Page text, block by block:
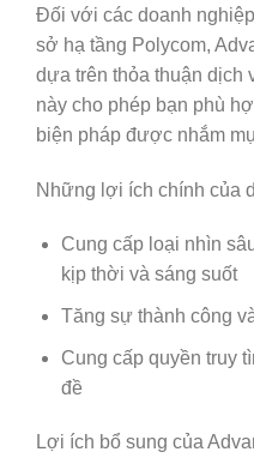
Đối với các doanh nghiệp
sở hạ tầng Polycom,
dựa trên thỏa thuận dịch
này cho phép bạn phù
biện pháp được nhắm
Những lợi ích chính của
Cung cấp loại nhìn
kịp thời và sáng suốt
Tăng sự thành công
Cung cấp quyền truy
đề
Lợi ích bổ sung của